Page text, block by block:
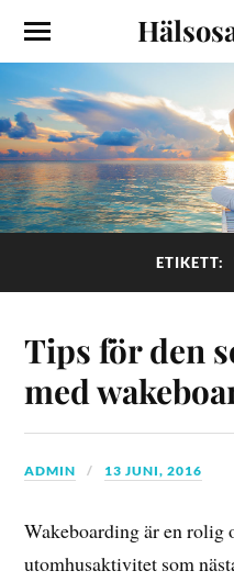
ETIKETT:
Tips för den
med
ADMIN 13 JUNI, 2016
Wakeboarding är en rolig
utomhusaktivitet som